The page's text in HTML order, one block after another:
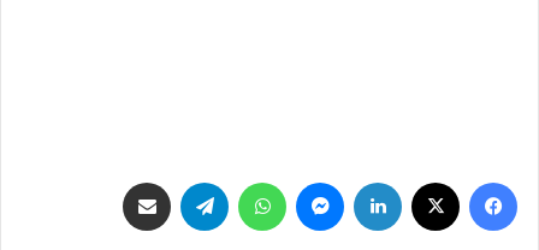
فيسبوك لينكدإن ماسنجر واتساب تيلقرام